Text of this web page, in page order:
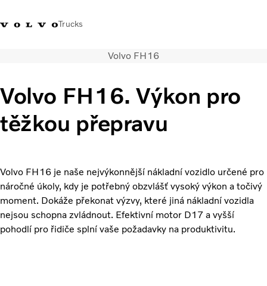
Trucks
Klub řidičů
Přihlášení k Volvo
Modely
Servisní síť a prodej
Novinky
Kontaktujte nás
Kariéra
O nás
Volvo FH16
Volvo FH16. Výkon pro
těžkou přepravu
Volvo FH16 je naše nejvýkonnější nákladní vozidlo určené pro
náročné úkoly, kdy je potřebný obzvlášť vysoký výkon a točivý
moment. Dokáže překonat výzvy, které jiná nákladní vozidla
nejsou schopna zvládnout. Efektivní motor D17 a vyšší
pohodlí pro řidiče splní vaše požadavky na produktivitu.